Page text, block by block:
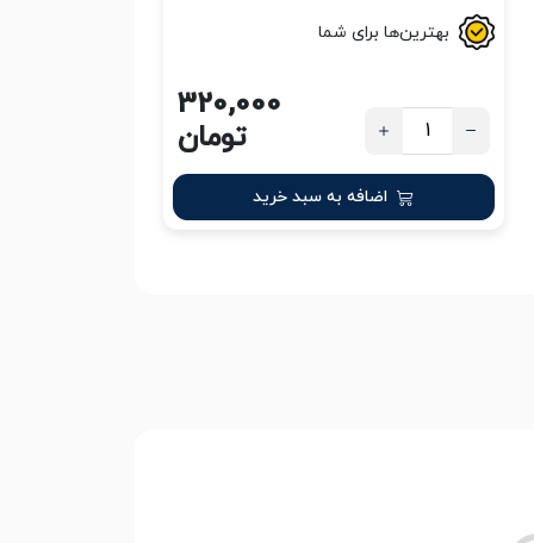
بهترین‌ها برای شما
320,000
تومان
اضافه به سبد خرید